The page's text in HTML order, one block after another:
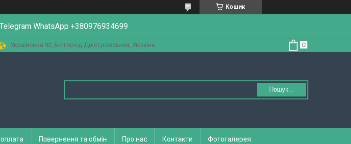
Кошик
WhatsApp +380976934699
Українська 92, Білгород-Дністровський, Україна
Пошук...
Повернення та обмін Про нас Контакти Фотогалерея